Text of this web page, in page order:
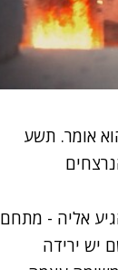
אומר. תשע
אליה - מתחם
יש ירידה